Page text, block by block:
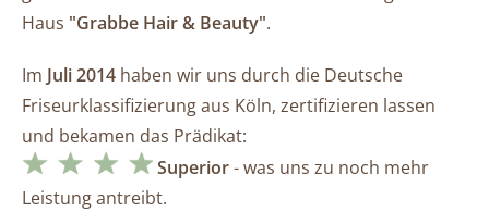
Haus "Grabbe Hair & Beauty".
Im Juli 2014 haben wir uns durch die Deutsche
Friseurklassifizierung aus Köln, zertifizieren lassen
und bekamen das Prädikat:
Superior- was uns zu noch mehr
Leistung antreibt.